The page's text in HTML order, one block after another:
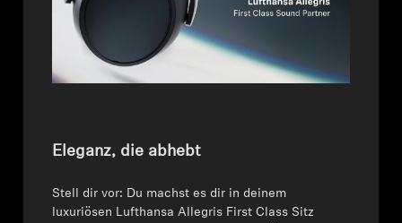
Entdecken
Innovationen
Klangraum
Eleganz, die abhebt
Stell dir vor: Du machst es dir in deinem
luxuriösen Lufthansa Allegris First Class Sitz